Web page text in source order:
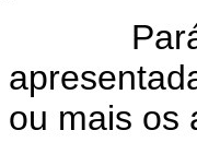
ou mais os